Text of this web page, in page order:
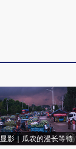
显影｜瓜农的漫长等待